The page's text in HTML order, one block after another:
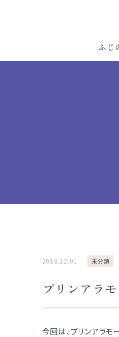
ふじ
2018.12.01 未分類
プリンアラ
今回は、プリンアラモ